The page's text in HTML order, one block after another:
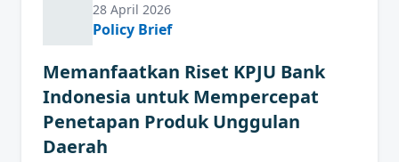
28 April 2026
Policy Brief
Memanfaatkan Riset KPJU Bank
Indonesia untuk Mempercepat
Penetapan Produk Unggulan
Daerah